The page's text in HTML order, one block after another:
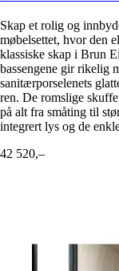
Skap et rolig og
møbelsettet, hvor den
klassiske skap i Brun
bassengene gir rikelig
sanitærporselenets
ren. De romslige
på alt fra småting til
integrert lys og de
42 520,–